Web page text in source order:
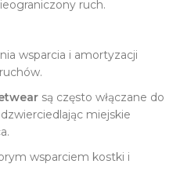
ruch.
wsparcia i amortyzacji
są często włączane do
miejskie
wsparciem kostki i